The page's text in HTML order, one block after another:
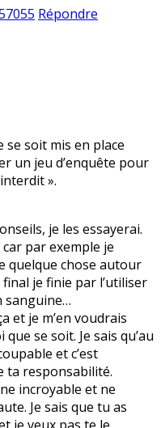
Répondre
se soit mis en place
un jeu d’enquête pour
».
je les essayerai.
par exemple je
quelque chose autour
je finie par l’utiliser
sanguine…
et je m’en voudrais
se soit. Je sais qu’au
et c’est
ta responsabilité.
incroyable et ne
Je sais que tu as